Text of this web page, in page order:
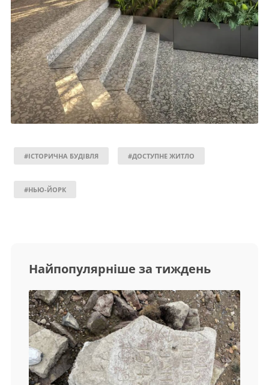
#ІСТОРИЧНА БУДІВЛЯ #ДОСТУПНЕ ЖИТЛО
#НЬЮ-ЙОРК
Найпопулярніше за тиждень